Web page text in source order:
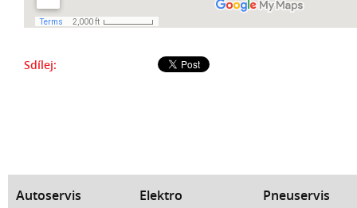
Sdílej:
Autoservis Elektro Pneuservis